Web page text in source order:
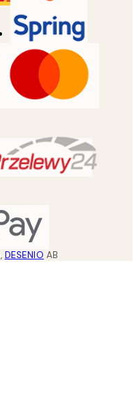
, DESENIO AB